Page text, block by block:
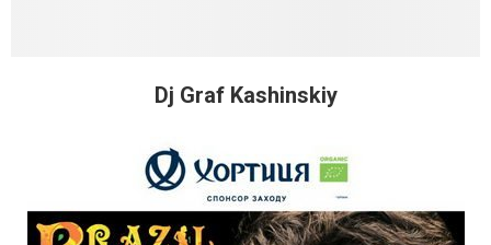
Dj Graf Kashinskiy